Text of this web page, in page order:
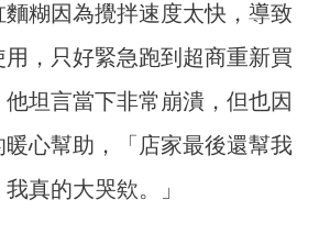
糊因為攪拌速度太快，導致
，只好緊急跑到超商重新買
坦言當下非常崩潰，但也因
心幫助，「店家最後還幫我
真的大哭欸。」